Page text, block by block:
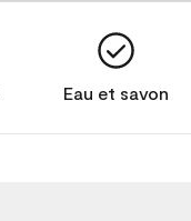
Eau et savon